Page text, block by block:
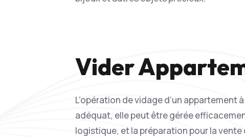
Vider
L’opération de vidage d’un
adéquat, elle peut être gérée
logistique, et la préparation pour la vente